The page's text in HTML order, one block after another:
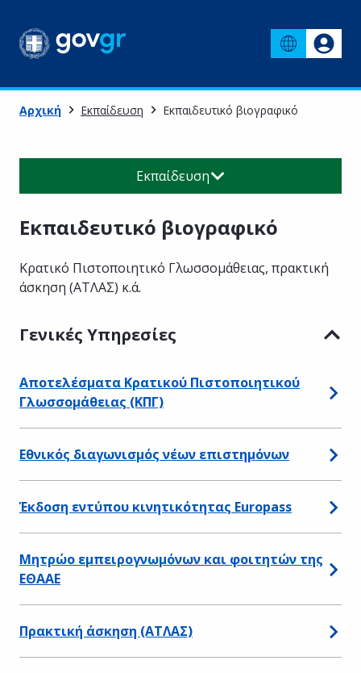
Αρχική Εκπαίδευση Εκπαιδευτικό βιογραφικό
Εκπαιδευτικό βιογραφικό
Κρατικό Πιστοποιητικό Γλωσσομάθειας, πρακτική
άσκηση (ΑΤΛΑΣ) κ.ά.
Γενικές Υπηρεσίες
Αποτελέσματα Κρατικού Πιστοποιητικού
Γλωσσομάθειας (ΚΠΓ)
Εθνικός διαγωνισμός νέων επιστημόνων
Έκδοση εντύπου κινητικότητας Εuropass
Μητρώο εμπειρογνωμόνων και φοιτητών της
ΕΘΑΑΕ
Πρακτική άσκηση (ΑΤΛΑΣ)
Εκπαίδευση